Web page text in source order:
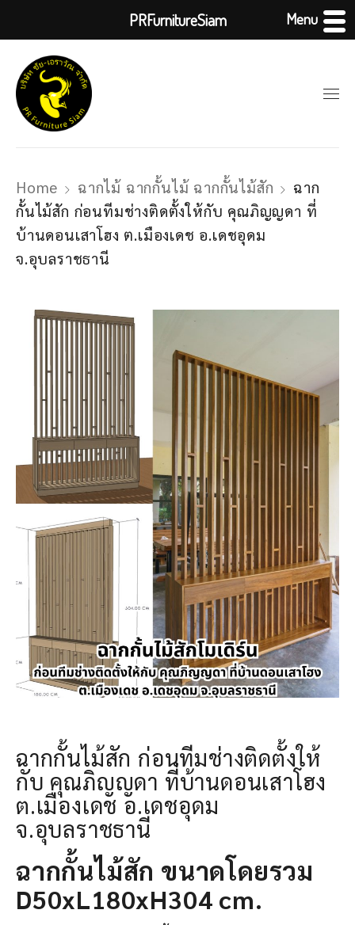
Home ฉากไม้ ฉากกั้นไม้ ฉากกั้นไม้สัก
ฉาก
กั้นไม้สัก ก่อนทีมช่างติดตั้งให้กับ คุณภิญญดา ที่
บ้านดอนเสาโฮง ต.เมืองเดช อ.เดชอุดม
จ.อุบลราชธานี
ฉากกั้นไม้สัก ก่อนทีมช่างติดตั้งให้
กับ คุณภิญญดา ที่บ้านดอนเสาโฮง
ต.เมืองเดช อ.เดชอุดม
จ.อุบลราชธานี
ฉากกั้นไม้สัก ขนาดโดยรวม
D50xL180xH304 cm.
PRFurnitureSiam Menu